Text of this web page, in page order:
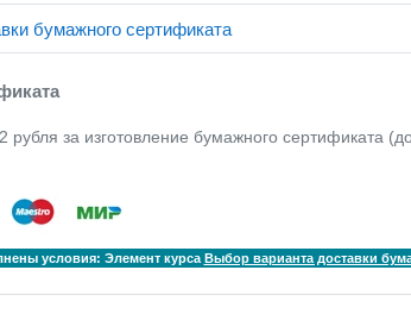
бумажного сертификатаОбратная связь
рубля за изготовление бумажного сертификата
условия: Элемент курса Выбор варианта доставки